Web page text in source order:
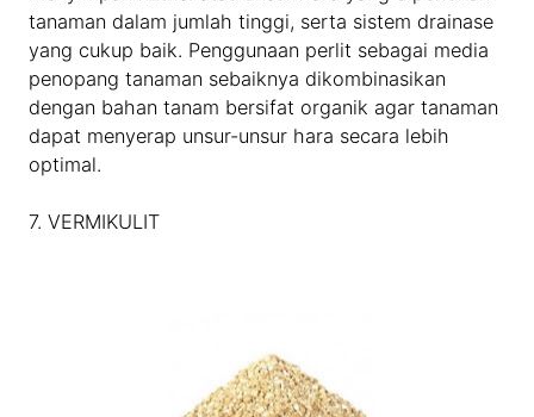
tanaman dalam jumlah tinggi, serta sistem drainase
yang cukup baik. Penggunaan perlit sebagai media
penopang tanaman sebaiknya dikombinasikan
dengan bahan tanam bersifat organik agar tanaman
dapat menyerap unsur-unsur hara secara lebih
optimal.
7. VERMIKULIT